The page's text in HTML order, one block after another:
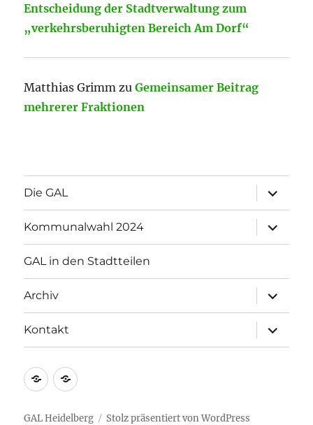
Entscheidung der Stadtverwaltung zum
„verkehrsberuhigten Bereich Am Dorf“
Matthias Grimm zuGemeinsamer Beitrag
mehrerer Fraktionen
Die GAL
öffnen
Kommunalwahl 2024
öffnen
GAL in den Stadtteilen
Archiv
öffnen
Kontakt
öffnen
ImpressumDatenschutzerklärung
GAL Heidelberg Stolz präsentiert von WordPress